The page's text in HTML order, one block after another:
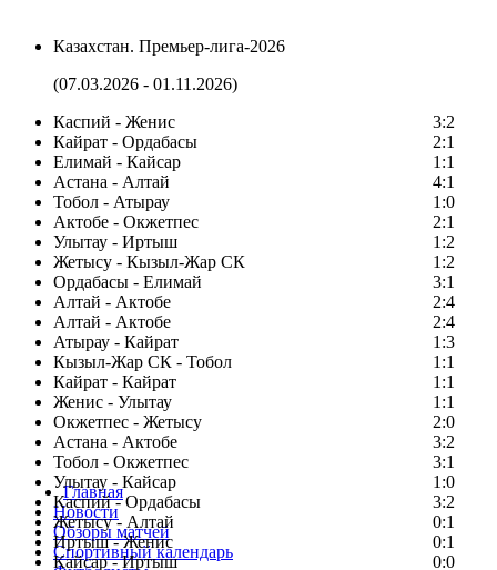
Казахстан. Премьер-лига-2026
(07.03.2026 - 01.11.2026)
Каспий - Женис
3:2
Кайрат - Ордабасы
2:1
Елимай - Кайсар
1:1
Астана - Алтай
4:1
Тобол - Атырау
1:0
Актобе - Окжетпес
2:1
Улытау - Иртыш
1:2
Жетысу - Кызыл-Жар СК
1:2
Ордабасы - Елимай
3:1
Алтай - Актобе
2:4
Алтай - Актобе
2:4
Атырау - Кайрат
1:3
Кызыл-Жар СК - Тобол
1:1
Кайрат - Кайрат
1:1
Женис - Улытау
1:1
Окжетпес - Жетысу
2:0
Астана - Актобе
3:2
Тобол - Окжетпес
3:1
Улытау - Кайсар
1:0
Каспий - Ордабасы
3:2
Жетысу - Алтай
0:1
Иртыш - Женис
0:1
Кайсар - Иртыш
0:0
Главная
Новости
Обзоры матчей
Спортивный календарь